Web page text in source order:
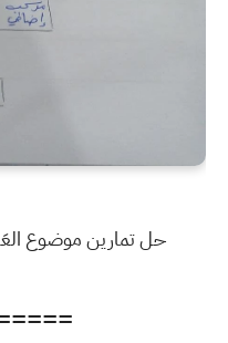
حل تمارين موضوع